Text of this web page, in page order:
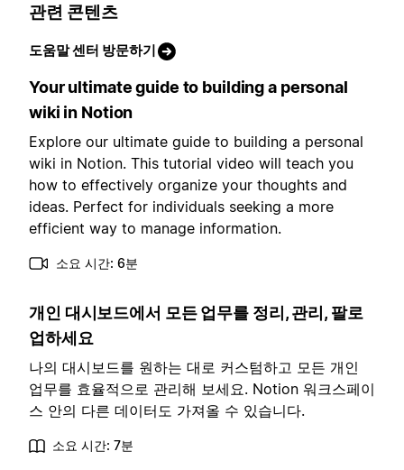
관련 콘텐츠
도움말 센터 방문하기
Your ultimate guide to building a personal
wiki in Notion
Explore our ultimate guide to building a personal
wiki in Notion. This tutorial video will teach you
how to effectively organize your thoughts and
ideas. Perfect for individuals seeking a more
efficient way to manage information.
소요 시간: 6분
개인 대시보드에서 모든 업무를 정리, 관리, 팔로
업하세요
나의 대시보드를 원하는 대로 커스텀하고 모든 개인
업무를 효율적으로 관리해 보세요. Notion 워크스페이
스 안의 다른 데이터도 가져올 수 있습니다.
소요 시간: 7분